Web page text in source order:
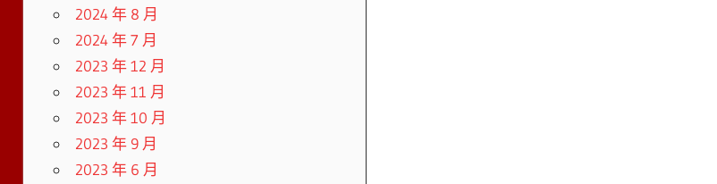
2024 年 8 月
2024 年 7 月
2023 年 12 月
2023 年 11 月
2023 年 10 月
2023 年 9 月
2023 年 6 月